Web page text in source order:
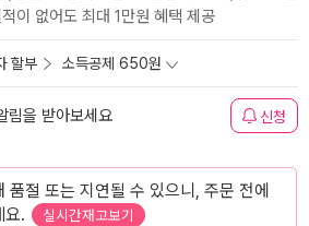
이 없어도 최대 1만원 혜택 제공
할부 소득공제 650원
림을 받아보세요 신청
품절 또는 지연될 수 있으니, 주문 전에
요.
실시간재고보기